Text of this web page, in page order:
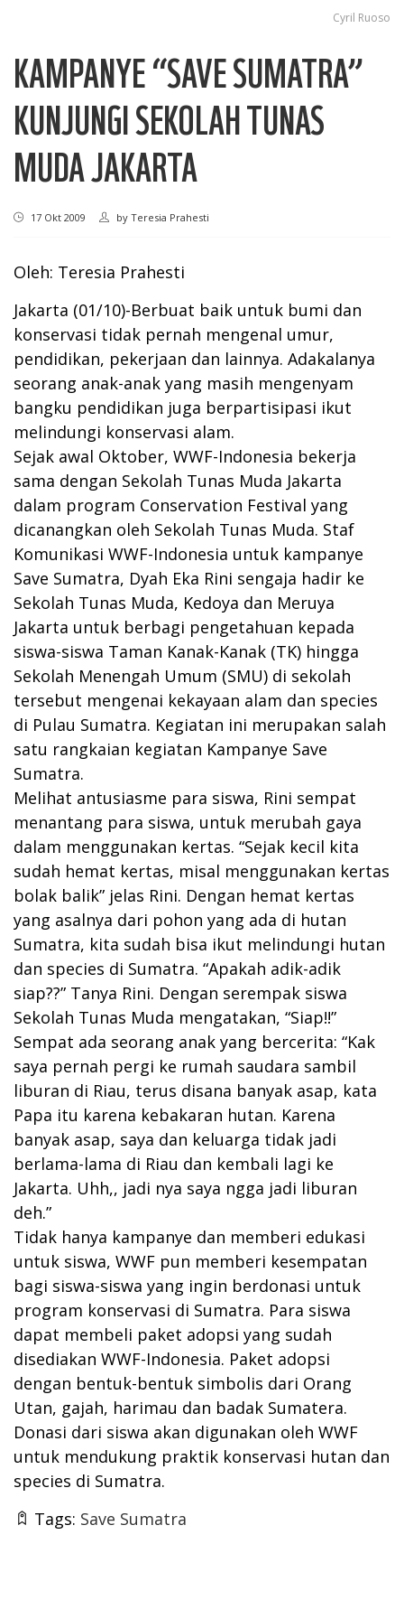
Cyril Ruoso
KAMPANYE “SAVE SUMATRA”
KUNJUNGI SEKOLAH TUNAS
MUDA JAKARTA
17 Okt 2009 by Teresia Prahesti
Oleh: Teresia Prahesti
Jakarta (01/10)-Berbuat baik untuk bumi dan
konservasi tidak pernah mengenal umur,
pendidikan, pekerjaan dan lainnya. Adakalanya
seorang anak-anak yang masih mengenyam
bangku pendidikan juga berpartisipasi ikut
melindungi konservasi alam.
Sejak awal Oktober, WWF-Indonesia bekerja
sama dengan Sekolah Tunas Muda Jakarta
dalam program Conservation Festival yang
dicanangkan oleh Sekolah Tunas Muda. Staf
Komunikasi WWF-Indonesia untuk kampanye
Save Sumatra, Dyah Eka Rini sengaja hadir ke
Sekolah Tunas Muda, Kedoya dan Meruya
Jakarta untuk berbagi pengetahuan kepada
siswa-siswa Taman Kanak-Kanak (TK) hingga
Sekolah Menengah Umum (SMU) di sekolah
tersebut mengenai kekayaan alam dan species
di Pulau Sumatra. Kegiatan ini merupakan salah
satu rangkaian kegiatan Kampanye Save
Sumatra.
Melihat antusiasme para siswa, Rini sempat
menantang para siswa, untuk merubah gaya
dalam menggunakan kertas. “Sejak kecil kita
sudah hemat kertas, misal menggunakan kertas
bolak balik” jelas Rini. Dengan hemat kertas
yang asalnya dari pohon yang ada di hutan
Sumatra, kita sudah bisa ikut melindungi hutan
dan species di Sumatra. “Apakah adik-adik
siap??” Tanya Rini. Dengan serempak siswa
Sekolah Tunas Muda mengatakan, “Siap!!”
Sempat ada seorang anak yang bercerita: “Kak
saya pernah pergi ke rumah saudara sambil
liburan di Riau, terus disana banyak asap, kata
Papa itu karena kebakaran hutan. Karena
banyak asap, saya dan keluarga tidak jadi
berlama-lama di Riau dan kembali lagi ke
Jakarta. Uhh,, jadi nya saya ngga jadi liburan
deh.”
Tidak hanya kampanye dan memberi edukasi
untuk siswa, WWF pun memberi kesempatan
bagi siswa-siswa yang ingin berdonasi untuk
program konservasi di Sumatra. Para siswa
dapat membeli paket adopsi yang sudah
disediakan WWF-Indonesia. Paket adopsi
dengan bentuk-bentuk simbolis dari Orang
Utan, gajah, harimau dan badak Sumatera.
Donasi dari siswa akan digunakan oleh WWF
untuk mendukung praktik konservasi hutan dan
species di Sumatra.
Tags: Save Sumatra